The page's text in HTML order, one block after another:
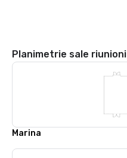
Planimetrie sale riunioni
Marina